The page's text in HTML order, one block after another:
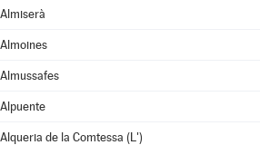
Almiserà
Almoines
Almussafes
Alpuente
Alqueria de la Comtessa (L')